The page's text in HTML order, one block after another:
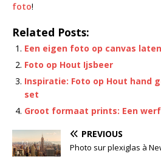
foto!
Related Posts:
Een eigen foto op canvas
Foto op Hout Ijsbeer
Inspiratie: Foto op Hout hand
set
Groot formaat prints: Een
PREVIOUS
Photo sur plexiglas à